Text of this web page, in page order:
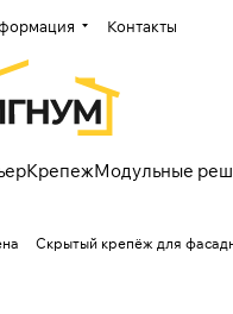
Контакты
КрепежМодульные
Скрытый крепёж для